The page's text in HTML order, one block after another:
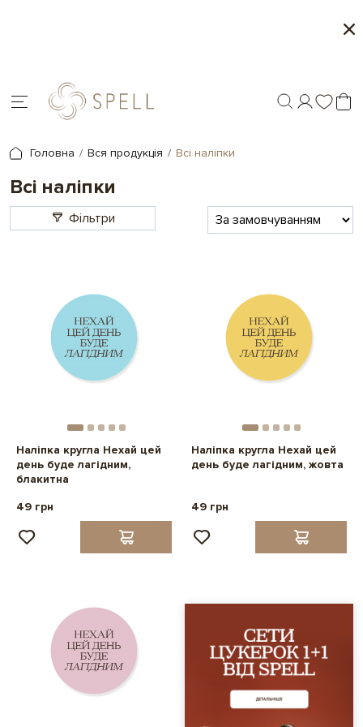
Головна Вся продукція Всі наліпки
Всі наліпки
Фільтри
Наліпка кругла Нехай цей
день буде лагідним,
блакитна
49 грн
Наліпка кругла Нехай цей
день буде лагідним, жовта
49 грн